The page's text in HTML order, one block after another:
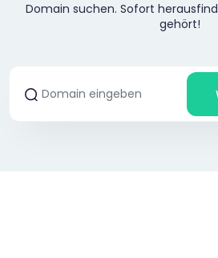
Domain suchen. Sofort
gehört!